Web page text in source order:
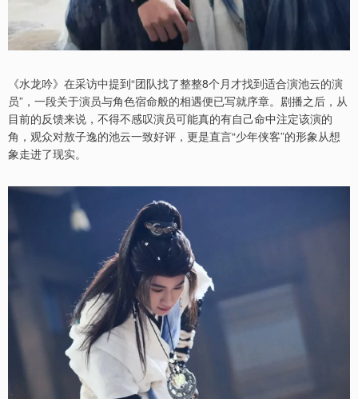
《水龙吟》在采访中提到“团队找了整整8个月才找到适合演池云的演
员”，一段关于演员与角色宿命般的相遇便已写就序章。剧播之后，从
目前的反馈来说，不得不感叹演员可能真的有自己命中注定该演的
角，观众对敖子逸的池云一致好评，更是直言“少年侠客”的形象从想
象走进了现实。